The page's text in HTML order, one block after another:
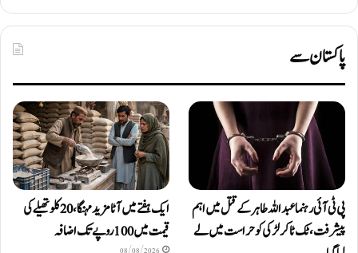
پاکستان سے
پی ٹی آئی رہنما عبداللہ طاہر کے قتل میں اہم
پیشرفت، ٹک ٹاکر لڑکی کو حراست میں لے
ایک ہفتے میں آٹا مزید مہنگا، 20 کلو تھیلے کی
قیمت میں 100 روپے تک اضافہ
08/08/2026